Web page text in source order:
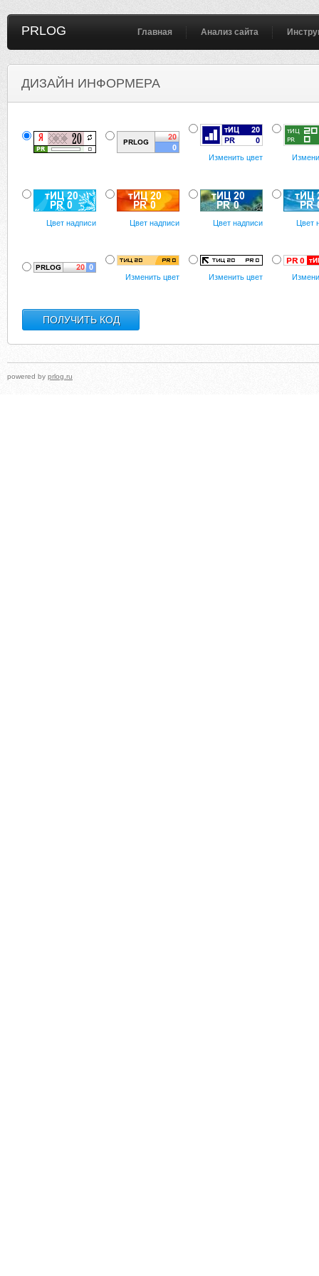
PRLOG Главная Анализ сайта
ДИЗАЙН ИНФОРМЕРА
Изменить цвет
Цвет надписи Цвет надписи Цвет надписи Цвет
Изменить цвет Изменить цвет
powered by prlog.ru